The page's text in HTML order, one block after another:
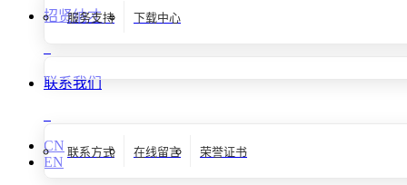
服务支持 下载中心
招贤纳才
联系我们
联系方式 在线留言 荣誉证书
CN
EN